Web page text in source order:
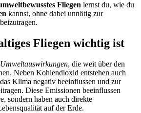
Fliegen lernst du, wie du
kannst, ohne dabei unnötig zur
Fliegen wichtig ist
Umweltauswirkungen, die weit über den
Neben Kohlendioxid entstehen auch
Klima negativ beeinflussen und zur
Diese Emissionen beeinflussen
sondern haben auch direkte
auf der Erde.